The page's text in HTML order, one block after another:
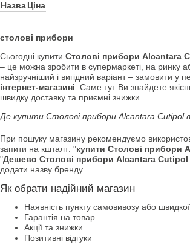
НазваЦіна
столові прибори
Сьогодні купити Столові прибори Alcantara
– це можна зробити в супермаркеті, на ринку
найзручніший і вигідний варіант – замовити у
інтернет-магазині . Саме тут Ви знайдете
швидку доставку та приємні знижки.
Де купити Столові прибори Alcantara Cutipol
При пошуку магазину рекомендуємо
запити на кшталт: "купити Столові прибори
"Дешево Столові прибори Alcantara Cutipol
додати назву бренду.
Як обрати надійний магазин
Наявність пункту самовивозу або
Гарантія на товар
Акції та знижки
Позитивні відгуки